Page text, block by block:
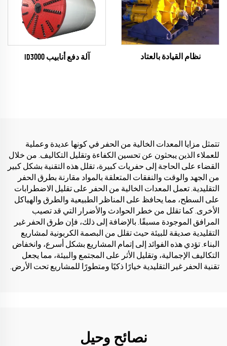
نظام القيادة بالعتاد آلة دفع أنابيب ID3000
تتمثل مزايا المعدات الخالية من الحفر في كونها عديدة وعملية
للعملاء الذين يبحثون عن تحسين الكفاءة وتقليل التكاليف. من خلال
القضاء على الحاجة إلى حفريات كبيرة، تقلل هذه التقنية بشكل كبير
من الجهد والوقت والنفقات المتعلقة بالمواد مقارنة بطرق الحفر
التقليدية. تعمل المعدات الخالية من الحفر على تقليل الاضطرابات
على السطح، مما يحافظ على المناظر الطبيعية والطرق والهياكل
الأخرى. كما تقلل من خطر الحوادث والأضرار التي قد تصيب
المرافق الموجودة مسبقًا. بالإضافة إلى ذلك، فإن طرق الحفر غير
التقليدية صديقة للبيئة حيث تقلل من البصمة الكربونية لمشاريع
البناء. تؤدي هذه الفوائد إلى إتمام المشاريع بشكل أسرع، وانخفاض
التكاليف الإجمالية، وتقليل الأثر على المجتمع والبيئة، مما يجعل
تقنية الحفر غير التقليدية خيارًا ذكيًا ومتطورًا للمشاريع تحت الأرض.
نصائح وحيل